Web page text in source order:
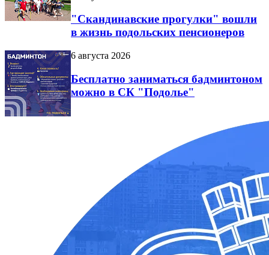
"Скандинавские прогулки" вошли
в жизнь подольских пенсионеров
6 августа 2026
Бесплатно заниматься бадминтоном
можно в СК "Подолье"